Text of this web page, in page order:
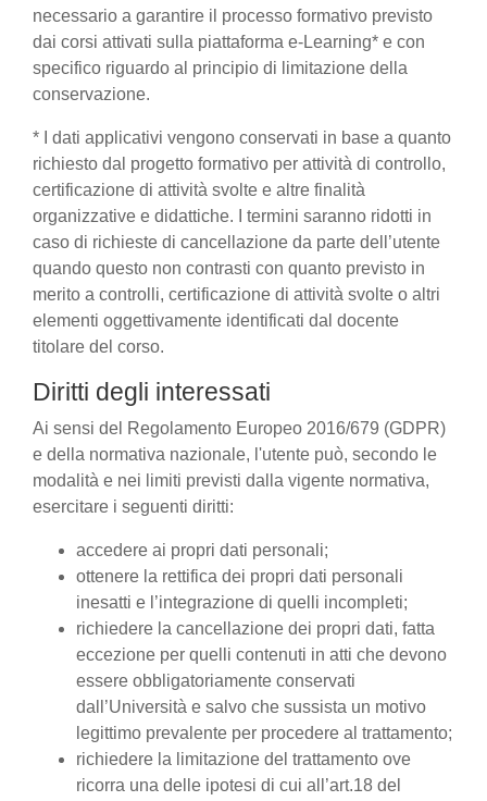
necessario a garantire il processo formativo previsto
dai corsi attivati sulla piattaforma e-Learning* e con
specifico riguardo al principio di limitazione della
conservazione.
* I dati applicativi vengono conservati in base a quanto
richiesto dal progetto formativo per attività di controllo,
certificazione di attività svolte e altre finalità
organizzative e didattiche. I termini saranno ridotti in
caso di richieste di cancellazione da parte dell’utente
quando questo non contrasti con quanto previsto in
merito a controlli, certificazione di attività svolte o altri
elementi oggettivamente identificati dal docente
titolare del corso.
Diritti degli interessati
Ai sensi del Regolamento Europeo 2016/679 (GDPR)
e della normativa nazionale, l'utente può, secondo le
modalità e nei limiti previsti dalla vigente normativa,
esercitare i seguenti diritti:
accedere ai propri dati personali;
ottenere la rettifica dei propri dati personali
inesatti e l’integrazione di quelli incompleti;
richiedere la cancellazione dei propri dati, fatta
eccezione per quelli contenuti in atti che devono
essere obbligatoriamente conservati
dall’Università e salvo che sussista un motivo
legittimo prevalente per procedere al trattamento;
richiedere la limitazione del trattamento ove
ricorra una delle ipotesi di cui all’art.18 del